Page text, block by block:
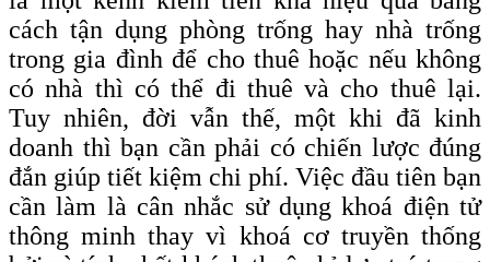
cách tận dụng phòng trống hay nhà trống
trong gia đình để cho thuê hoặc nếu không
có nhà thì có thể đi thuê và cho thuê lại.
Tuy nhiên, đời vẫn thế, một khi đã kinh
doanh thì bạn cần phải có chiến lược đúng
đắn giúp tiết kiệm chi phí. Việc đầu tiên bạn
cần làm là cân nhắc sử dụng khoá điện tử
thông minh thay vì khoá cơ truyền thống